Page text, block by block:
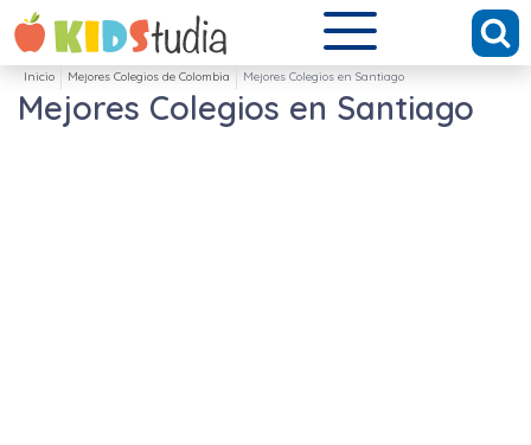
Inicio Mejores Colegios de Colombia Mejores Colegios en Santiago
Mejores Colegios en Santiago